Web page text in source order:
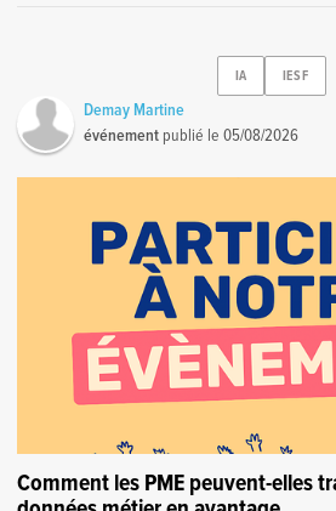
IA IESF
Demay Martine
événement publié le05/08/2026
Comment les PME peuvent-elles